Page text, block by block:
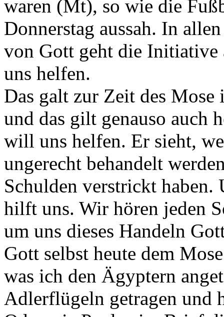
waren (Mt), so wie die
Donnerstag aussah. In
von Gott geht die Initiative
uns helfen.
Das galt zur Zeit des
und das gilt genauso auch
will uns helfen. Er sieht,
ungerecht behandelt
Schulden verstrickt
hilft uns. Wir hören jeden
um uns dieses Handeln
Gott selbst heute dem
was ich den Ägyptern
Adlerflügeln getragen und